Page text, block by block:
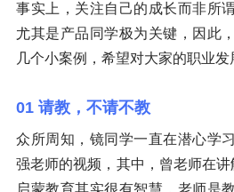
事实上，关注自己的成长而非所
尤其是产品同学极为关键，因此
几个小案例，希望对大家的职业发
01 请教，不请不教
众所周知，镜同学一直在潜心学
强老师的视频，其中，曾老师在讲
启蒙教育其实很有智慧，老师是